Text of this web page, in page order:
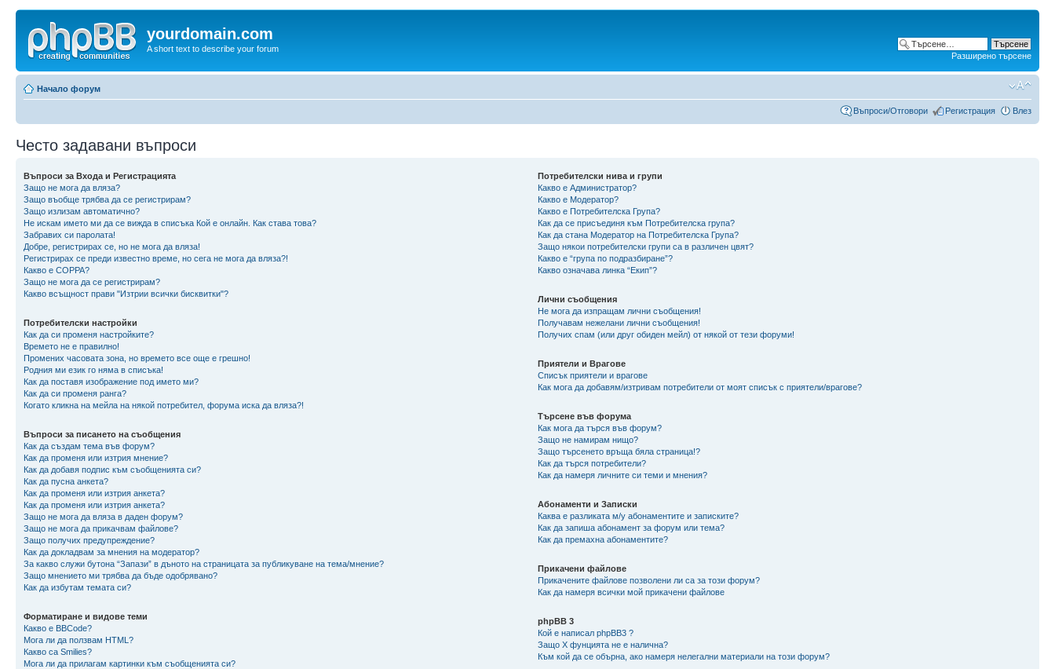
yourdomain.com
A short text to describe your forum
Разширено търсене
Начало форум
Въпроси/Отговори Регистрация Влез
Често задавани въпроси
Въпроси за Входа и Регистрацията
Защо не мога да вляза?
Защо въобще трябва да се регистрирам?
Защо излизам автоматично?
Не искам името ми да се вижда в списъка Кой е онлайн. Как става това?
Забравих си паролата!
Добре, регистрирах се, но не мога да вляза!
Регистрирах се преди известно време, но сега не мога да вляза?!
Какво е COPPA?
Защо не мога да се регистрирам?
Какво всъщност прави "Изтрии всички бисквитки"?
Потребителски настройки
Как да си променя настройките?
Времето не е правилно!
Промених часовата зона, но времето все още е грешно!
Родния ми език го няма в списъка!
Как да поставя изображение под името ми?
Как да си променя ранга?
Когато кликна на мейла на някой потребител, форума иска да вляза?!
Въпроси за писането на съобщения
Как да създам тема във форум?
Как да променя или изтрия мнение?
Как да добавя подпис към съобщенията си?
Как да пусна анкета?
Как да променя или изтрия анкета?
Как да променя или изтрия анкета?
Защо не мога да вляза в даден форум?
Защо не мога да прикачвам файлове?
Защо получих предупреждение?
Как да докладвам за мнения на модератор?
За какво служи бутона “Запази” в дъното на страницата за публикуване на тема/мнение?
Защо мнението ми трябва да бъде одобрявано?
Как да избутам темата си?
Форматиране и видове теми
Какво е BBCode?
Мога ли да ползвам HTML?
Какво са Smilies?
Мога ли да прилагам картинки към съобщенията си?
Потребителски нива и групи
Какво е Администратор?
Какво е Модератор?
Какво е Потребителска Група?
Как да се присъединя към Потребителска група?
Как да стана Модератор на Потребителска Група?
Защо някои потребителски групи са в различен цвят?
Какво е “група по подразбиране”?
Какво означава линка “Екип”?
Лични съобщения
Не мога да изпращам лични съобщения!
Получавам нежелани лични съобщения!
Получих спам (или друг обиден мейл) от някой от тези форуми!
Приятели и Врагове
Списък приятели и врагове
Как мога да добавям/изтривам потребители от моят списък с приятели/врагове?
Търсене във форума
Как мога да търся във форум?
Защо не намирам нищо?
Защо търсенето връща бяла страница!?
Как да търся потребители?
Как да намеря личните си теми и мнения?
Абонаменти и Записки
Каква е разликата м/у абонаментите и записките?
Как да запиша абонамент за форум или тема?
Как да премахна абонаментите?
Прикачени файлове
Прикачените файлове позволени ли са за този форум?
Как да намеря всички мой прикачени файлове
phpBB 3
Кой е написал phpBB3 ?
Защо X фунцията не е налична?
Към кой да се обърна, ако намеря нелегални материали на този форум?